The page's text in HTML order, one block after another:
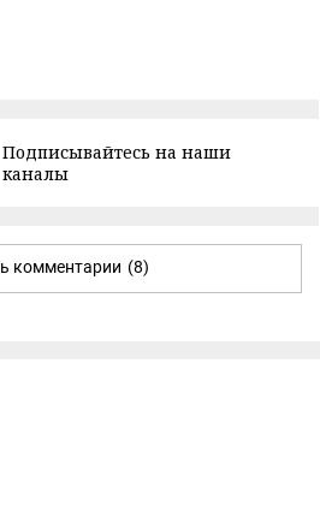
Подписывайтесь на наши
каналы
комментарии (8)